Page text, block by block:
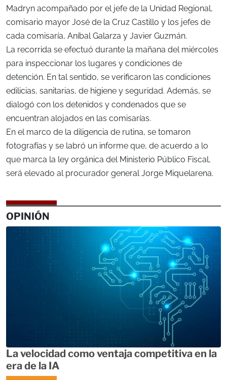
Madryn acompañado por el jefe de la Unidad Regional,
comisario mayor José de la Cruz Castillo y los jefes de
cada comisaría, Aníbal Galarza y Javier Guzmán.
La recorrida se efectuó durante la mañana del miércoles
para inspeccionar los lugares y condiciones de
detención. En tal sentido, se verificaron las condiciones
edilicias, sanitarias, de higiene y seguridad. Además, se
dialogó con los detenidos y condenados que se
encuentran alojados en las comisarías.
En el marco de la diligencia de rutina, se tomaron
fotografías y se labró un informe que, de acuerdo a lo
que marca la ley orgánica del Ministerio Público Fiscal,
será elevado al procurador general Jorge Miquelarena.
OPINIÓN
La velocidad como ventaja competitiva en la
era de la IA